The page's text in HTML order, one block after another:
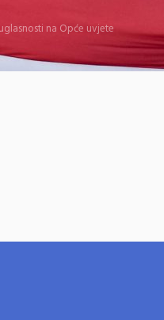
na Opće uvjete